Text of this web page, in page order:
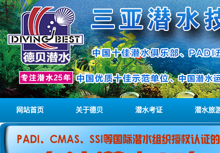
网站首页 关于德贝 潜水考证 潜水旅